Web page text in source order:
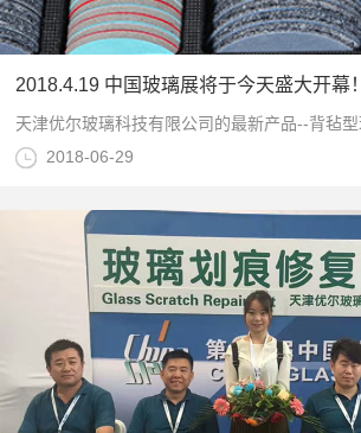
2018.4.19 中国玻璃展将于今天盛大开幕！
2018-06-29